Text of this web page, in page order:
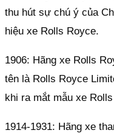
thu hút sự chú ý của
hiệu xe Rolls Royce.
1906: Hãng xe Rolls
tên là Rolls Royce
khi ra mắt mẫu xe
1914-1931: Hãng xe